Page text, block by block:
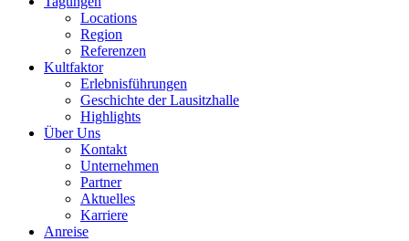
Locations
Region
Referenzen
Kultfaktor
Erlebnisführungen
Geschichte der Lausitzhalle
Highlights
Über Uns
Kontakt
Unternehmen
Partner
Aktuelles
Karriere
Anreise